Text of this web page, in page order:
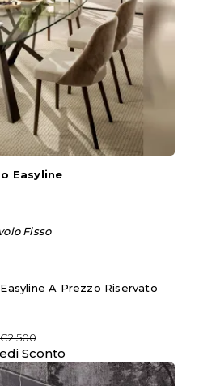
Easyline
Fisso
A Prezzo Riservato
€2.500
Sconto